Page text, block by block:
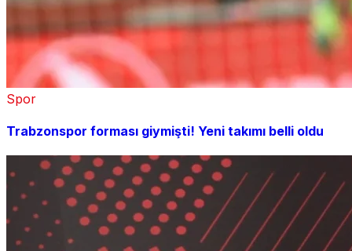
Spor
Trabzonspor forması giymişti! Yeni takımı belli oldu